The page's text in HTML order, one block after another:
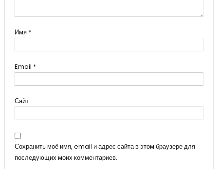
Имя *
Email *
Сайт
Сохранить моё имя, email и адрес сайта в этом браузере для
последующих моих комментариев.